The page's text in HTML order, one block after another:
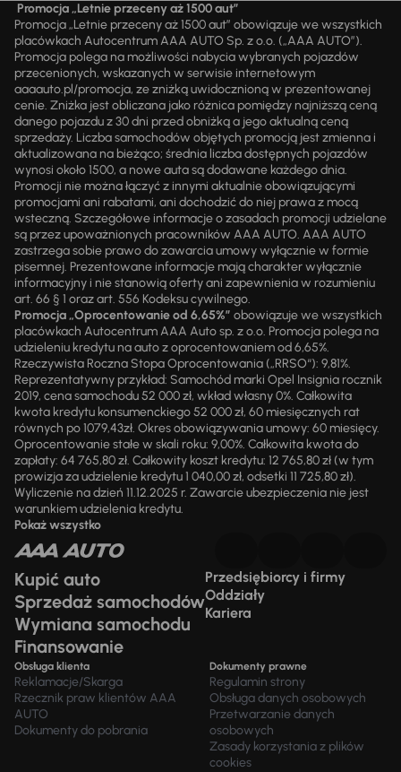
Promocja „Letnie przeceny aż 1500 aut”
Promocja „Letnie przeceny aż 1500 aut” obowiązuje we wszystkich
placówkach Autocentrum AAA AUTO Sp. z o.o. („AAA AUTO”).
Promocja polega na możliwości nabycia wybranych pojazdów
przecenionych, wskazanych w serwisie internetowym
aaaauto.pl/promocja, ze zniżką uwidocznioną w prezentowanej
cenie. Zniżka jest obliczana jako różnica pomiędzy najniższą ceną
danego pojazdu z 30 dni przed obniżką a jego aktualną ceną
sprzedaży. Liczba samochodów objętych promocją jest zmienna i
aktualizowana na bieżąco; średnia liczba dostępnych pojazdów
wynosi około 1500, a nowe auta są dodawane każdego dnia.
Promocji nie można łączyć z innymi aktualnie obowiązującymi
promocjami ani rabatami, ani dochodzić do niej prawa z mocą
wsteczną. Szczegółowe informacje o zasadach promocji udzielane
są przez upoważnionych pracowników AAA AUTO. AAA AUTO
zastrzega sobie prawo do zawarcia umowy wyłącznie w formie
pisemnej. Prezentowane informacje mają charakter wyłącznie
informacyjny i nie stanowią oferty ani zapewnienia w rozumieniu
art. 66 § 1 oraz art. 556 Kodeksu cywilnego.
Promocja „Oprocentowanie od 6,65%” obowiązuje we wszystkich
placówkach Autocentrum AAA Auto sp. z o.o. Promocja polega na
udzieleniu kredytu na auto z oprocentowaniem od 6,65%.
Rzeczywista Roczna Stopa Oprocentowania („RRSO“): 9,81%.
Reprezentatywny przykład: Samochód marki Opel Insignia rocznik
2019, cena samochodu 52 000 zł, wkład własny 0%. Całkowita
kwota kredytu konsumenckiego 52 000 zł, 60 miesięcznych rat
równych po 1079,43zł. Okres obowiązywania umowy: 60 miesięcy.
Oprocentowanie stałe w skali roku: 9,00%. Całkowita kwota do
zapłaty: 64 765,80 zł. Całkowity koszt kredytu: 12 765,80 zł (w tym
prowizja za udzielenie kredytu 1 040,00 zł, odsetki 11 725,80 zł).
Wyliczenie na dzień 11.12.2025 r. Zawarcie ubezpieczenia nie jest
warunkiem udzielenia kredytu.
Pokaż wszystko
Kupić auto
Sprzedaż samochodów
Wymiana samochodu
Finansowanie
Przedsiębiorcy i firmy
Oddziały
Kariera
Obsługa klienta
Reklamacje/Skarga
Rzecznik praw klientów AAA
AUTO
Dokumenty do pobrania
Dokumenty prawne
Regulamin strony
Obsługa danych osobowych
Przetwarzanie danych
osobowych
Zasady korzystania z plików
cookies